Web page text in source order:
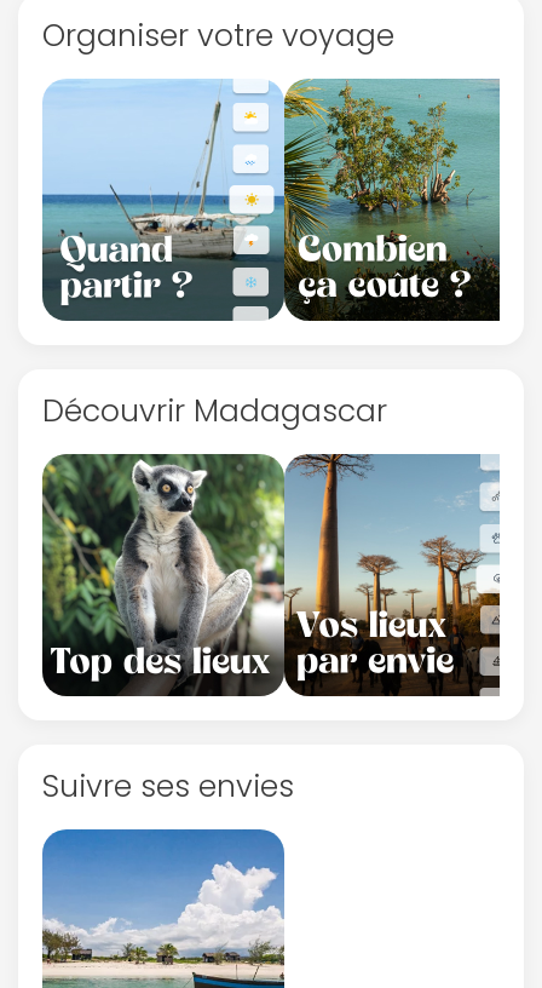
Organiser votre voyage
Découvrir Madagascar
Suivre ses envies